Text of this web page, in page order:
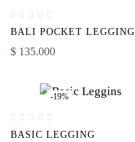
BALI POCKET LEGGING
$ 135.000
-19%
BASIC LEGGING